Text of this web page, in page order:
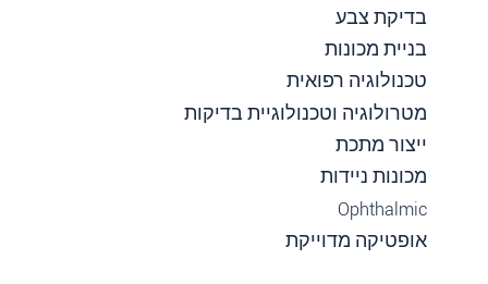
בדיקת צבע
בניית מכונות
טכנולוגיה רפואית
מטרולוגיה וטכנולוגיית בדיקות
ייצור מתכת
מכונות ניידות
Ophthalmic
אופטיקה מדוייקת